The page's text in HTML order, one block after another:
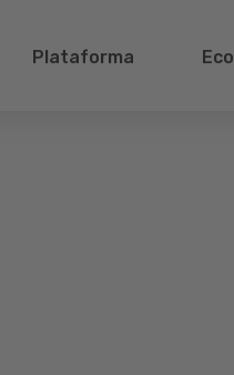
Plataforma